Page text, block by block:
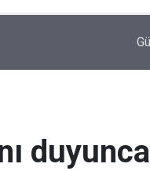
YENİ
duyunca